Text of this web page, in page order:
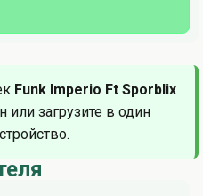
Funk Imperio Ft Sporblix
или загрузите в один